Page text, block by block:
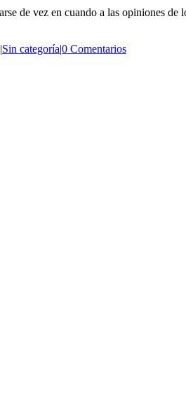
de vez en cuando a las opiniones
|Sin categoría|0 Comentarios